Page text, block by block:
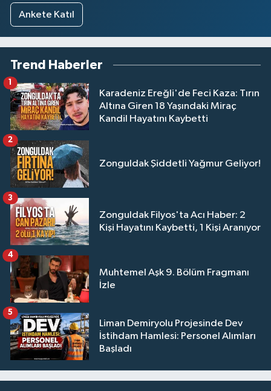
Ankete Katıl
Trend Haberler
Karadeniz Ereğli'de Feci Kaza: Tırın
Altına Giren 18 Yaşındaki Miraç
Kandil Hayatını Kaybetti
1
Zonguldak Şiddetli Yağmur Geliyor!
2
Zonguldak Filyos'ta Acı Haber: 2
Kişi Hayatını Kaybetti, 1 Kişi Aranıyor
3
Muhtemel Aşk 9. Bölüm Fragmanı
İzle
4
Liman Demiryolu Projesinde Dev
İstihdam Hamlesi: Personel Alımları
Başladı
5